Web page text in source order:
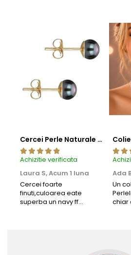
Cercei Perle Naturale Negre 5-6 mm, Buton AAA, Aur 14K (aur 585), Tip Șurub | KASKADDA®
Achizitie verificata
Laura S,Acum 1 luna
Cercei foarte
finuti,culoarea eate
superba un navy ff
Ada
Un
chiar